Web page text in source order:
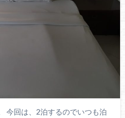
今回は、2泊するのでいつも泊